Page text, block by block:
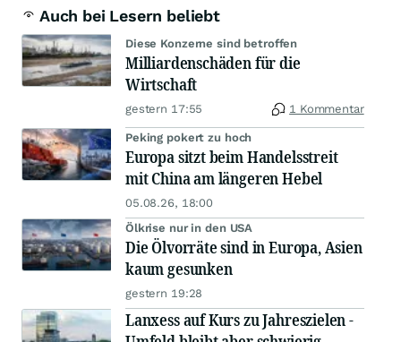
Auch bei Lesern beliebt
Diese Konzerne sind betroffen
Milliardenschäden für die
Wirtschaft
gestern 17:55 1 Kommentar
Peking pokert zu hoch
Europa sitzt beim Handelsstreit
mit China am längeren Hebel
05.08.26, 18:00
Ölkrise nur in den USA
Die Ölvorräte sind in Europa, Asien
kaum gesunken
gestern 19:28
Lanxess auf Kurs zu Jahreszielen -